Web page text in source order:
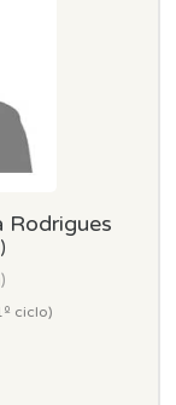
Rodrigues
ciclo)